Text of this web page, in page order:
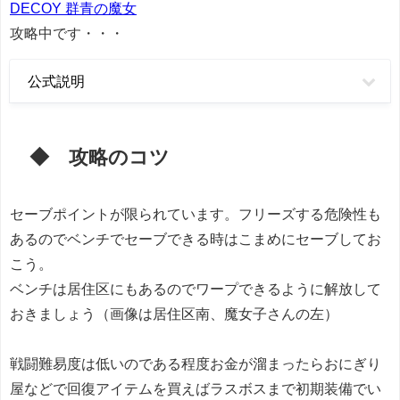
DECOY 群青の魔女
攻略中です・・・
公式説明
◆ 攻略のコツ
セーブポイントが限られています。フリーズする危険性も
あるのでベンチでセーブできる時はこまめにセーブしてお
こう。
ベンチは居住区にもあるのでワープできるように解放して
おきましょう（画像は居住区南、魔女子さんの左）
戦闘難易度は低いのである程度お金が溜まったらおにぎり
屋などで回復アイテムを買えばラスボスまで初期装備でい